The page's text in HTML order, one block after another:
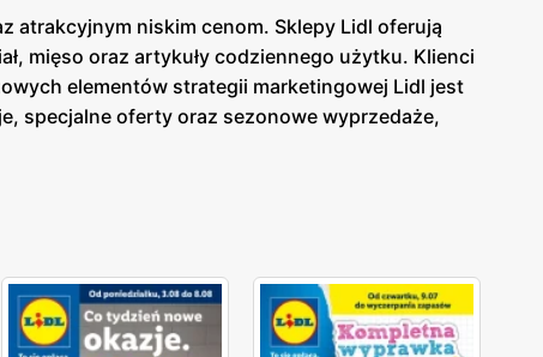
atrakcyjnym niskim cenom. Sklepy Lidl oferują
mięso oraz artykuły codziennego użytku. Klienci
elementów strategii marketingowej Lidl jest
specjalne oferty oraz sezonowe wyprzedaże,
produktów od lokalnych dostawców. Dzięki
innowacyjność i ciągłe udoskonalanie swojej
oraz przemysłowych.